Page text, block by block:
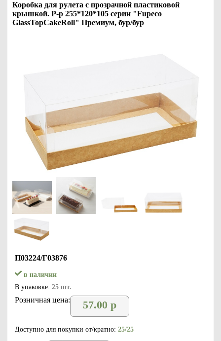
Коробка для рулета с прозрачной пластиковой
крышкой. Р-р 255*120*105 серии "Fupeco
GlassTopCakeRoll" Премиум, бур/бур
П03224/Г03876
в наличии
В упаковке: 25 шт.
Розничная цена: 57.00 р
Доступно для покупки от/кратно: 25/25